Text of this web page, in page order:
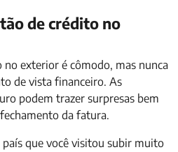
de crédito no
exterior é cômodo, mas nunca
de vista financeiro. As
podem trazer surpresas bem
da fatura.
país que você visitou subir muito